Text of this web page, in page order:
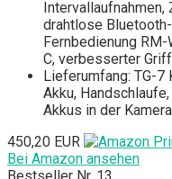
drahtlose
Fernbedienung
C, verbesserter Griff
Lieferumfang: TG-7
Akku,
Akkus in der Kamera
450,20 EUR
Bei Amazon ansehen